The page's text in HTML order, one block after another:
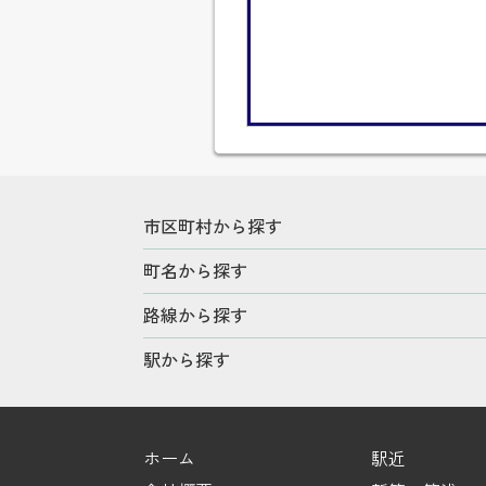
市区町村から探す
町名から探す
路線から探す
駅から探す
ホーム
駅近